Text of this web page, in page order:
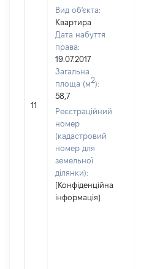
11
Вид об'єкта:
Квартира
Дата набуття
права:
19.07.2017
Загальна
площа (м2):
58,7
Реєстраційний
номер
(кадастровий
номер для
земельної
ділянки):
[Конфіденційна
інформація]